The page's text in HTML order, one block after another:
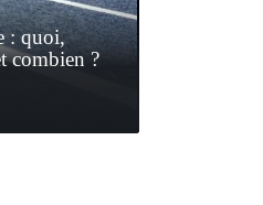
: quoi,
combien ?